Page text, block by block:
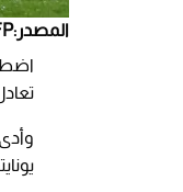
المصدر:AFP
تعادل فريقه 1-1 مع وست